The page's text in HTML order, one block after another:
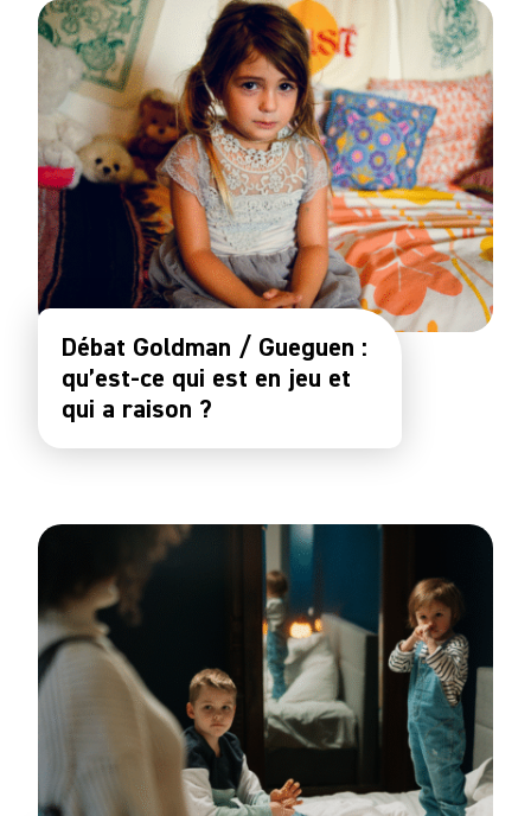
Débat Goldman / Gueguen :
qu’est-ce qui est en jeu et
qui a raison ?